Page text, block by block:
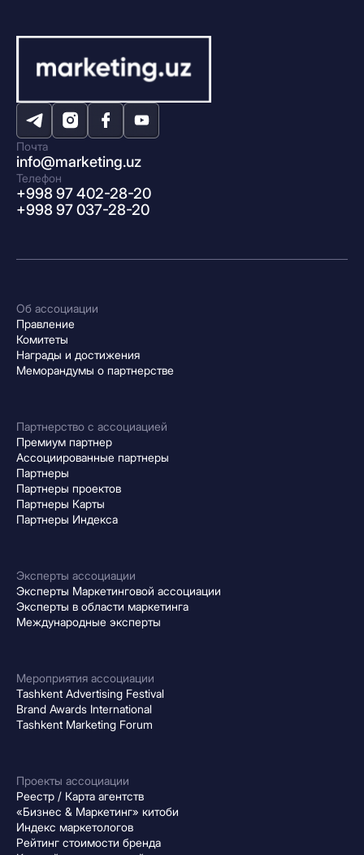
Почта
info@marketing.uz
Телефон
+998 97 402-28-20
+998 97 037-28-20
Об ассоциации
Правление
Комитеты
Награды и достижения
Меморандумы о партнерстве
Партнерство с ассоциацией
Премиум партнер
Ассоциированные партнеры
Партнеры
Партнеры проектов
Партнеры Карты
Партнеры Индекса
Эксперты ассоциации
Эксперты Маркетинговой ассоциации
Эксперты в области маркетинга
Международные эксперты
Мероприятия ассоциации
Tashkent Advertising Festival
Brand Awards International
Tashkent Marketing Forum
Проекты ассоциации
Реестр / Карта агентств
«Бизнес & Маркетинг» китоби
Индекс маркетологов
Рейтинг стоимости бренда